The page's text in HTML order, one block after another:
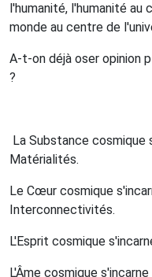
l'humanité, l'humanité
monde au centre de
A-t-on déjà oser opinion
?
La Substance cosmique
Matérialités.
Le Cœur cosmique
Interconnectivités.
L'Esprit cosmique
L'Âme cosmique